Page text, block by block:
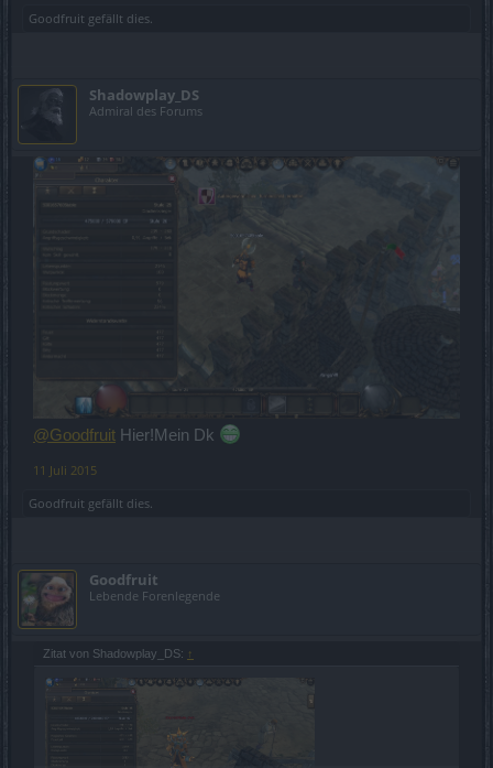
Goodfruit gefällt dies.
Shadowplay_DS
Admiral des Forums
@Goodfruit Hier!Mein Dk
11 Juli 2015
Goodfruit gefällt dies.
Goodfruit
Lebende Forenlegende
Zitat von Shadowplay_DS: ↑